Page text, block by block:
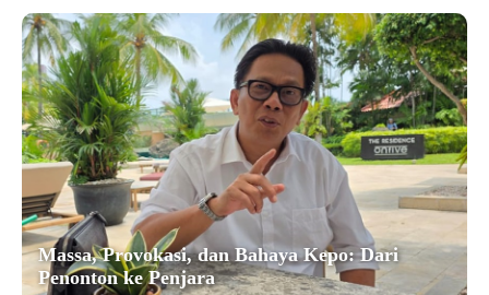
Massa, Provokasi, dan Bahaya Kepo: Dari
Penonton ke Penjara